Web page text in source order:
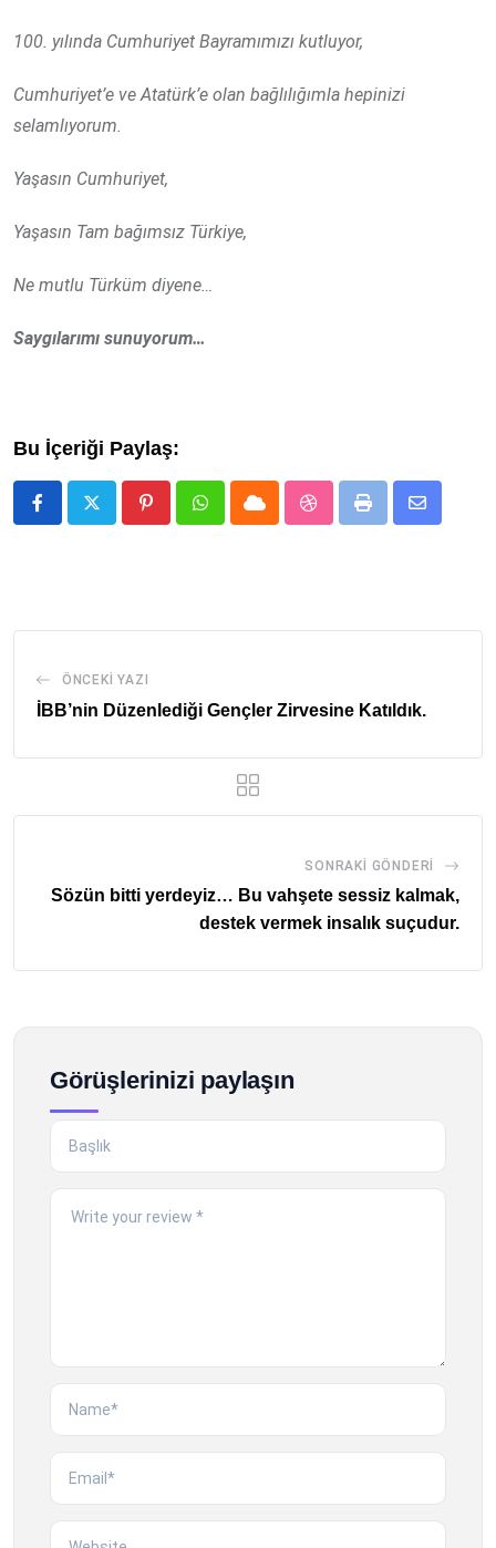
100. yılında Cumhuriyet Bayramımızı kutluyor,
Cumhuriyet’e ve Atatürk’e olan bağlılığımla hepinizi
selamlıyorum.
Yaşasın Cumhuriyet,
Yaşasın Tam bağımsız Türkiye,
Ne mutlu Türküm diyene…
Saygılarımı sunuyorum…
Bu İçeriği Paylaş:
PinterestWhatsappCloud StumbleUpon
Print
Share
ÖNCEKI YAZI
İBB’nin Düzenlediği Gençler Zirvesine Katıldık.
SONRAKI GÖNDERI
Sözün bitti yerdeyiz… Bu vahşete sessiz kalmak,
destek vermek insalık suçudur.
Görüşlerinizi paylaşın